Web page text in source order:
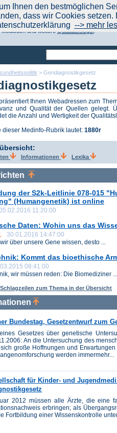
> Gendiagnostikgesetz
Ihnen Webadressen zum
und Qualität der Quellen gelegt.
die Anzahl und Wertigkeit der
dieser Medinfo-Rubrik lautet: 1880r
Informationen Lexika
der S2k-Leitlinie 078-015
(Humangenetik) ist online
11:20:00
Daten: Wohin uns das
30.01.2016 14:47:00
über unsere Gene wissen, desto ...
Kommt das bioethische
08:41:00
wir müssen reden: Die Biomediziner ...
zum Thema in der Übersicht
Bundestag, Gesetzentwurf zum
Gesetzes über genetische
An die Untersuchung des
große Hoffnungen und
werden immermehr...
für Kinder- und
2012 müssen alle Ärzte, die eine
erbringen; als
Fortbildung einer Wissenskontrolle
Aktuelle Nachrichten|
Finden Sie schon?
für Gesundheitsthemen
und weitereQualitätssiegel.
Ihnen den bestmöglichen
dass wir Cookies
--> mehr